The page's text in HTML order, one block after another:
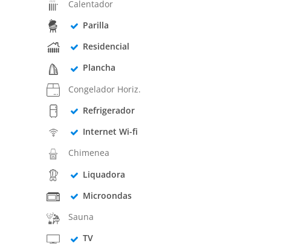
Calentador
Parilla
Residencial
Plancha
Congelador Horiz.
Refrigerador
Internet Wi-fi
Chimenea
Liquadora
Microondas
Sauna
TV